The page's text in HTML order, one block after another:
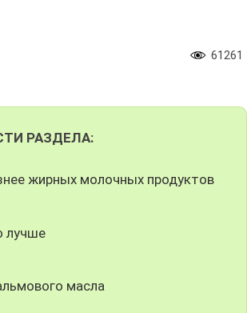
61261
РАЗДЕЛА:
жирных молочных продуктов
лучше
масла